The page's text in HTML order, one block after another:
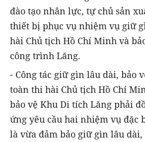
đào tạo nhân lực, tự chủ sản
thiết bị phục vụ nhiệm vụ giữ
hài Chủ tịch Hồ Chí Minh và
công trình Lăng.
- Công tác giữ gìn lâu dài, bảo
toàn thi hài Chủ tịch Hồ Chí
bảo vệ Khu Di tích Lăng phải
ứng yêu cầu hai nhiệm vụ đặc
là vừa đảm bảo giữ gìn lâu dài,